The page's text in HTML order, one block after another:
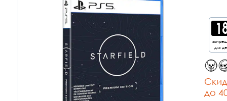
для
до